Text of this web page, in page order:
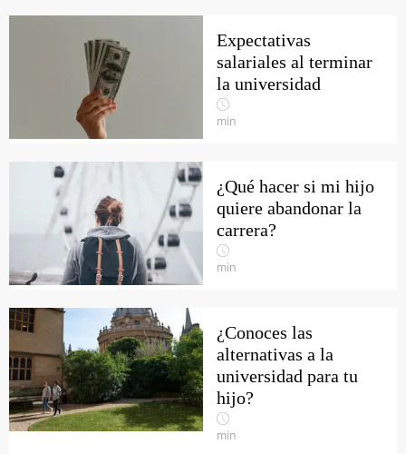
Expectativas
salariales al terminar
la universidad
min
¿Qué hacer si mi hijo
quiere abandonar la
carrera?
min
¿Conoces las
alternativas a la
universidad para tu
hijo?
min